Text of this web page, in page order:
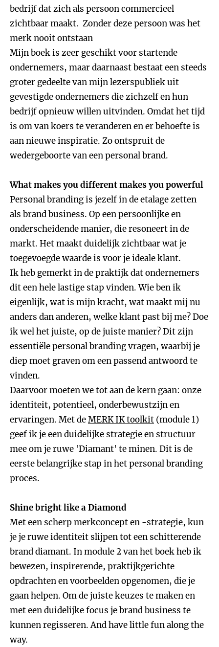
bedrijf dat zich als persoon commercieel
zichtbaar maakt. Zonder deze persoon was het
merk nooit ontstaan
Mijn boek is zeer geschikt voor startende
ondernemers, maar daarnaast bestaat een steeds
groter gedeelte van mijn lezerspubliek uit
gevestigde ondernemers die zichzelf en hun
bedrijf opnieuw willen uitvinden. Omdat het tijd
is om van koers te veranderen en er behoefte is
aan nieuwe inspiratie. Zo ontspruit de
wedergeboorte van een personal brand.
What makes you different makes you powerful
Personal branding is jezelf in de etalage zetten
als brand business. Op een persoonlijke en
onderscheidende manier, die resoneert in de
markt. Het maakt duidelijk zichtbaar wat je
toegevoegde waarde is voor je ideale klant.
Ik heb gemerkt in de praktijk dat ondernemers
dit een hele lastige stap vinden. Wie ben ik
eigenlijk, wat is mijn kracht, wat maakt mij nu
anders dan anderen, welke klant past bij me? Doe
ik wel het juiste, op de juiste manier? Dit zijn
essentiële personal branding vragen, waarbij je
diep moet graven om een passend antwoord te
vinden.
Daarvoor moeten we tot aan de kern gaan: onze
identiteit, potentieel, onderbewustzijn en
ervaringen. Met deMERK IK toolkit (module 1)
geef ik je een duidelijke strategie en structuur
mee om je ruwe 'Diamant' te minen. Dit is de
eerste belangrijke stap in het personal branding
proces.
Shine bright like a Diamond
Met een scherp merkconcept en -strategie, kun
je je ruwe identiteit slijpen tot een schitterende
brand diamant. In module 2 van het boek heb ik
bewezen, inspirerende, praktijkgerichte
opdrachten en voorbeelden opgenomen, die je
gaan helpen. Om de juiste keuzes te maken en
met een duidelijke focus je brand business te
kunnen regisseren. And have little fun along the
way.